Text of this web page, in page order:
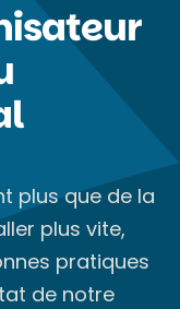
plus que de la
plus vite,
pratiques
de notre